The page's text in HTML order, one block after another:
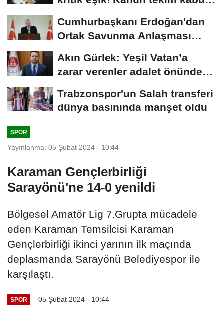
Cumhurbaşkanı Erdoğan'dan
Ortak Savunma Anlaşması
Akın Gürlek: Yeşil Vatan’a
zarar verenler adalet önünde
Trabzonspor'un Salah transferi
dünya basınında manşet oldu
SPOR
Yayınlanma: 05 Şubat 2024 - 10:44
Karaman Gençlerbirliği
Sarayönü'ne 14-0 yenildi
Bölgesel Amatör Lig 7.Grupta mücadele
eden Karaman Temsilcisi Karaman
Gençlerbirliği ikinci yarının ilk maçında
deplasmanda Sarayönü Belediyespor ile
karşılaştı.
SPOR 05 Şubat 2024 - 10:44